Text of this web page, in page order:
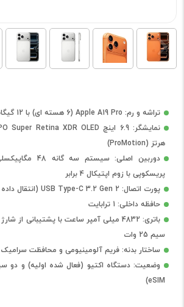
تراشه و رم: Apple A19 Pro (6 هسته ای) با 12 گیگابایت رم
هرتز (ProMotion)
دوربین اصلی:
پریسکوپی با زوم اپتیکال 4 برابر
پورت اتصال: USB Type-C 3.2 Gen 2 (انتقال داده فوق سریع)
حافظه داخلی: 1 ترابایت
باتری: 4832 میلی آمپر ساعت با پشتیبانی
سیم 25 وات
ساختار بدنه: فریم آلومینیومی و محافظت سرامیک
eSIM)